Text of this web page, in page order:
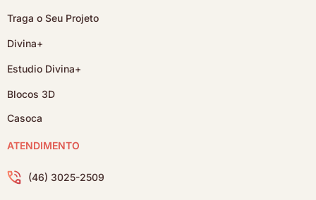
Traga o Seu Projeto
Divina+
Estudio Divina+
Blocos 3D
Casoca
ATENDIMENTO
(46) 3025-2509